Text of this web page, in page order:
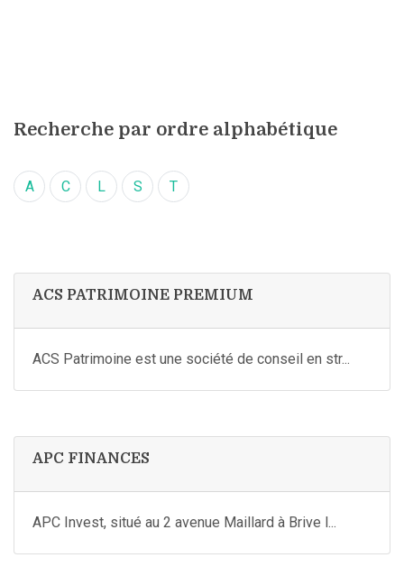
Recherche par ordre alphabétique
A C L S T
ACS PATRIMOINE PREMIUM
ACS Patrimoine est une société de conseil en str...
APC FINANCES
APC Invest, situé au 2 avenue Maillard à Brive l...